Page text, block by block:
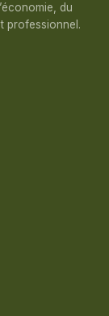
du
professionnel.